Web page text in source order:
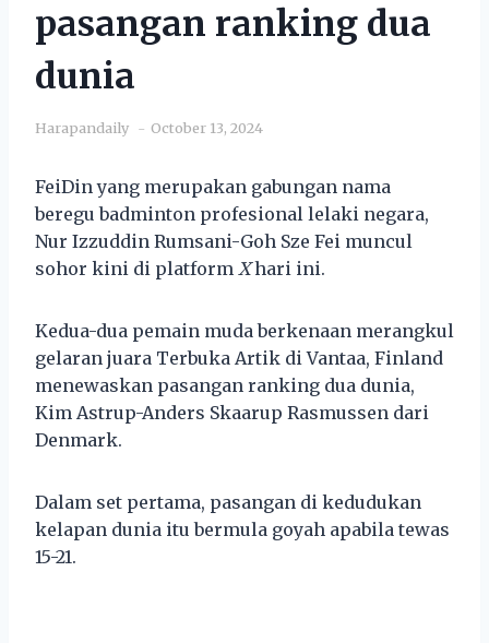
pasangan ranking dua
dunia
Harapandaily October 13, 2024
FeiDin yang merupakan gabungan nama
beregu badminton profesional lelaki negara,
Nur Izzuddin Rumsani-Goh Sze Fei muncul
sohor kini di platform Xhari ini.
Kedua-dua pemain muda berkenaan merangkul
gelaran juara Terbuka Artik di Vantaa, Finland
menewaskan pasangan ranking dua dunia,
Kim Astrup-Anders Skaarup Rasmussen dari
Denmark.
Dalam set pertama, pasangan di kedudukan
kelapan dunia itu bermula goyah apabila tewas
15-21.